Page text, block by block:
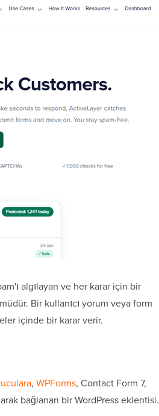
algılayan ve her karar için bir
Bir kullanıcı yorum veya form
içinde bir karar verir.
, WPForms, Contact Form 7,
bağlanan bir WordPress eklentisi.